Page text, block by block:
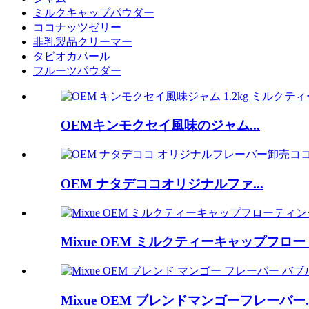
ミルクキャップパウダー
ココナッツゼリー
非乳製品クリーマー
タピオカパール
フルーツパウダー
OEMキンモクセイ風味のジャム...
OEM ナタデココオリジナルファ...
Mixue OEM ミルクティーキャップフロー
Mixue OEM ブレンドマンゴーフレーバー